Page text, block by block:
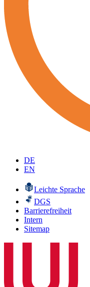
DE
EN
Leichte Sprache
DGS
Barrierefreiheit
Intern
Sitemap